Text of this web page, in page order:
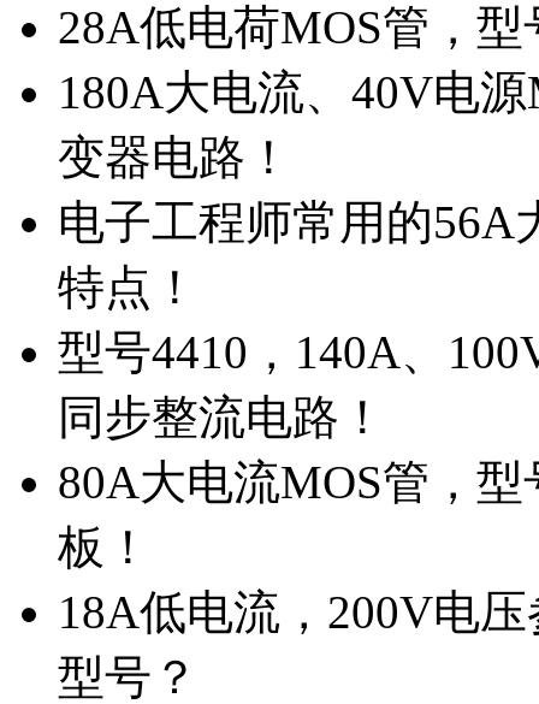
28A低电荷MOS管，
180A大电流、40V电
变器电路！
电子工程师常用的56A
特点！
型号4410，140A、
同步整流电路！
80A大电流MOS管，
板！
18A低电流，200V电
型号？